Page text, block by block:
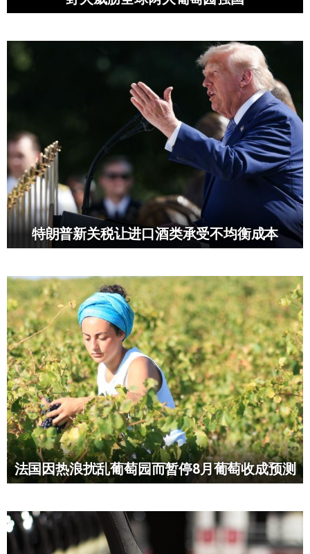
特朗普新关税让进口酒类承受不均衡成本
法国因热浪扰乱葡萄园而暂停8月葡萄收成预测